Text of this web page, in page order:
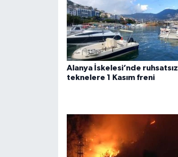
Alanya İskelesi’nde ruhsatsız
teknelere 1 Kasım freni